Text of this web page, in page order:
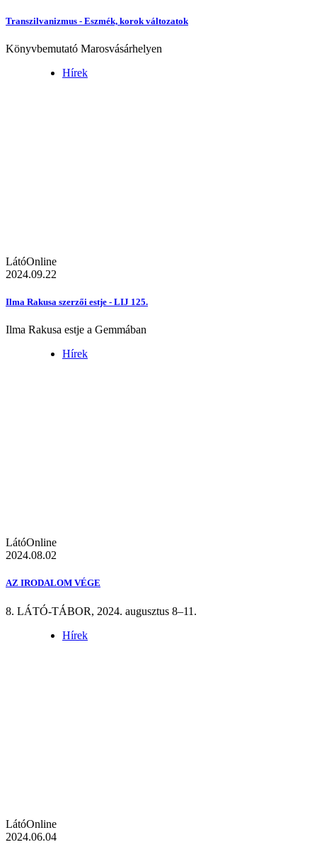
Transzilvanizmus - Eszmék, korok változatok
Könyvbemutató Marosvásárhelyen
Hírek
LátóOnline
2024.09.22
Ilma Rakusa szerzői estje - LIJ 125.
Ilma Rakusa estje a Gemmában
Hírek
LátóOnline
2024.08.02
AZ IRODALOM VÉGE
8. LÁTÓ-TÁBOR, 2024. augusztus 8–11.
Hírek
LátóOnline
2024.06.04